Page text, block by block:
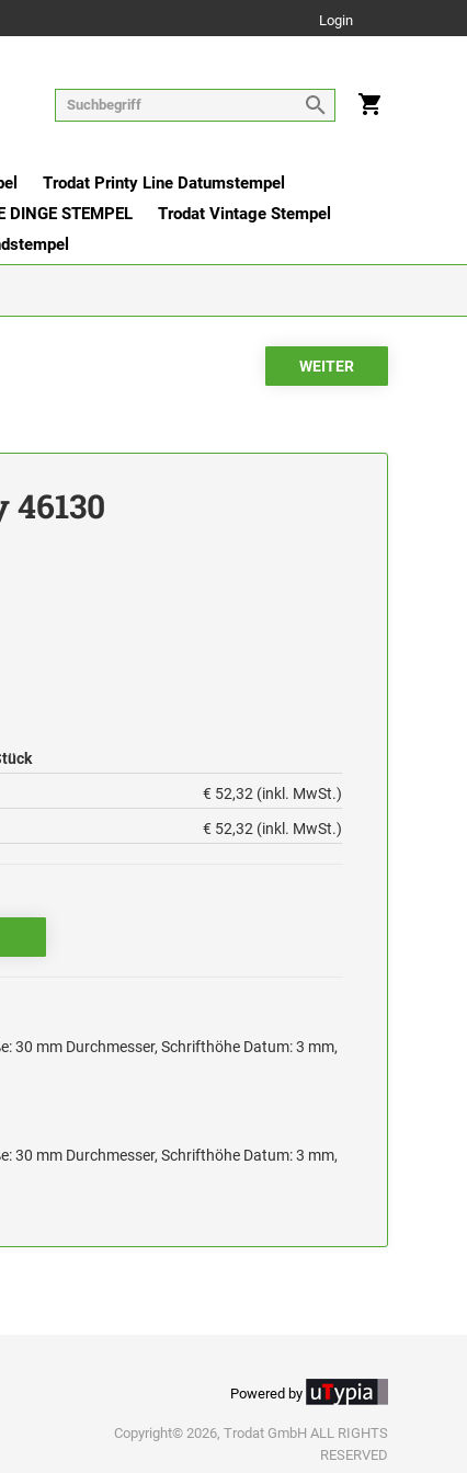
Login
Trodat Printy Line Datumstempel
DINGE STEMPEL
Trodat Vintage Stempel
€ 52,32 (inkl. MwSt.)
€ 52,32 (inkl. MwSt.)
30 mm Durchmesser, Schrifthöhe Datum: 3 mm,
30 mm Durchmesser, Schrifthöhe Datum: 3 mm,
Powered by
Copyright© 2026, Trodat GmbH ALL RIGHTS
RESERVED